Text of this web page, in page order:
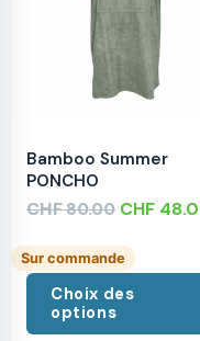
Bamboo Summer
PONCHO
CHF80.00 CHF
Sur commande
Choix des
options